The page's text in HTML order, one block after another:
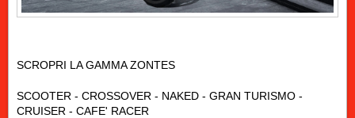
SCROPRI LA GAMMA ZONTES
SCOOTER - CROSSOVER - NAKED - GRAN TURISMO -
CRUISER - CAFE' RACER